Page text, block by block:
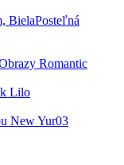
Posteľná
Romantic
Lilo
New Yur03